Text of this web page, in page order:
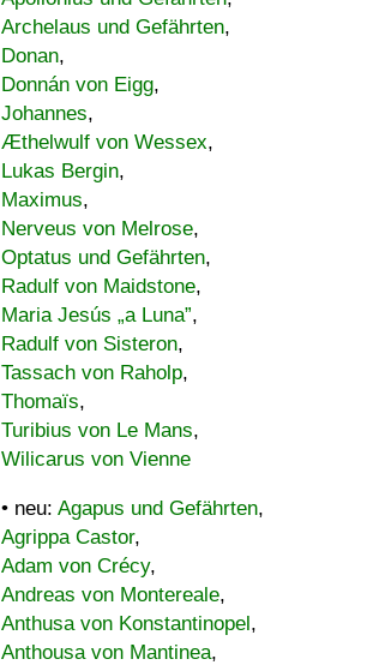
Archelaus und Gefährten,
Donan,
Donnán von Eigg,
Johannes,
Æthelwulf von Wessex,
Lukas Bergin,
Maximus,
Nerveus von Melrose,
Optatus und Gefährten,
Radulf von Maidstone,
Maria Jesús „a Luna”,
Radulf von Sisteron,
Tassach von Raholp,
Thomaïs,
Turibius von Le Mans,
Wilicarus von Vienne
• neu: Agapus und Gefährten,
Agrippa Castor,
Adam von Crécy,
Andreas von Montereale,
Anthusa von Konstantinopel,
Anthousa von Mantinea,